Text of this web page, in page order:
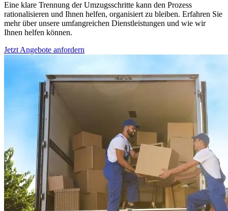
Eine klare Trennung der Umzugsschritte kann den Prozess
rationalisieren und Ihnen helfen, organisiert zu bleiben. Erfahren Sie
mehr über unsere umfangreichen Dienstleistungen und wie wir
Ihnen helfen können.
Jetzt Angebote anfordern